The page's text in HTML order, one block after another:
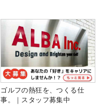
ゴルフの熱狂を、つくる仕
事。｜スタッフ募集中